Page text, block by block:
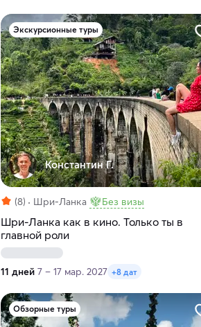
Экскурсионные туры
Константин Г.
(8) Шри-Ланка Без визы
Шри-Ланка как в кино. Только ты в
главной роли
11 дней 7 – 17 мар. 2027 +8 дат
Обзорные туры